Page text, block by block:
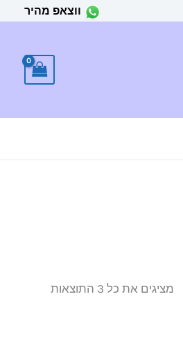
ווצאפ מהיר
מציגים את כל ⁦3⁩ התוצאות